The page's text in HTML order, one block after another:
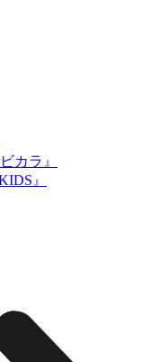
カラ』
』